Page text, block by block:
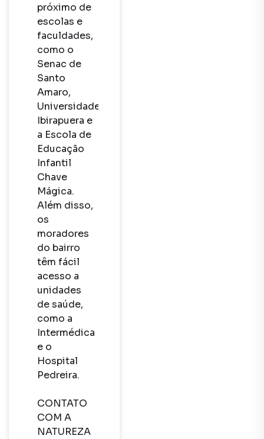
próximo de
escolas e
faculdades,
como o
Senac de
Santo
Amaro,
Universidade
Ibirapuera e
a Escola de
Educação
Infantil
Chave
Mágica.
Além disso,
os
moradores
do bairro
têm fácil
acesso a
unidades
de saúde,
como a
Intermédica
e o
Hospital
Pedreira.
CONTATO
COM A
NATUREZA